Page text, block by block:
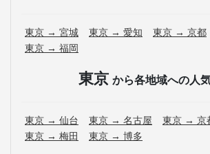
東京 → 宮城 東京 → 愛知 東京 → 京都
東京 → 福岡
東京 から各地域への人
東京 → 仙台 東京 → 名古屋
東京 → 京
東京 → 梅田
東京 → 博多